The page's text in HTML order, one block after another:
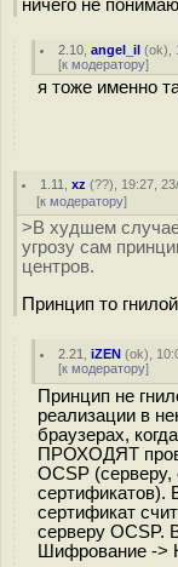
ничего не
2.10 ,angel_il (ok),
[к модератору]
я тоже именно
1.11 ,xz (??), 19:27,
[к модератору]
>В худшем
угрозу сам
центров.
Принцип то
2.21 ,iZEN (ok),
[к модератору]
Принцип не
реализации в
браузерах,
ПРОХОДЯТ
OCSP
сертификатов).
сертификат
серверу OCSP.
Шифрование ->